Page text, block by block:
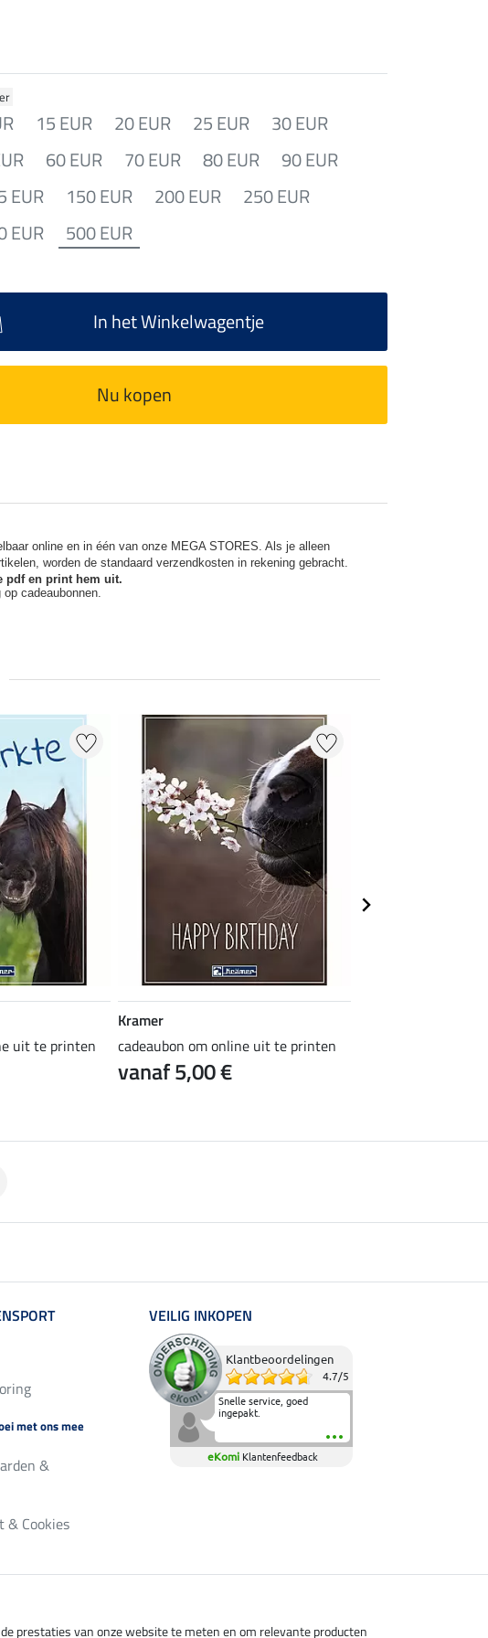
15 EUR 20 EUR 25 EUR
30 EUR
60 EUR 70 EUR 80 EUR
90 EUR
EUR 150 EUR 200 EUR
250 EUR
EUR 500 EUR
In het Winkelwagentje
Nu kopen
online en in één van onze MEGA STORES. Als je alleen
worden de standaard verzendkosten in rekening gebracht.
pdf en print hem uit.
cadeaubonnen.
uit te printen
Kramer
cadeaubon om online uit te printen
vanaf 5,00 €
met ons mee
&
& Cookies
VEILIG INKOPEN
Klantbeoordelingen
4.7/5
Snelle service, goed
ingepakt.
eKomi Klantenfeedback
prestaties van onze website te meten en om relevante producten